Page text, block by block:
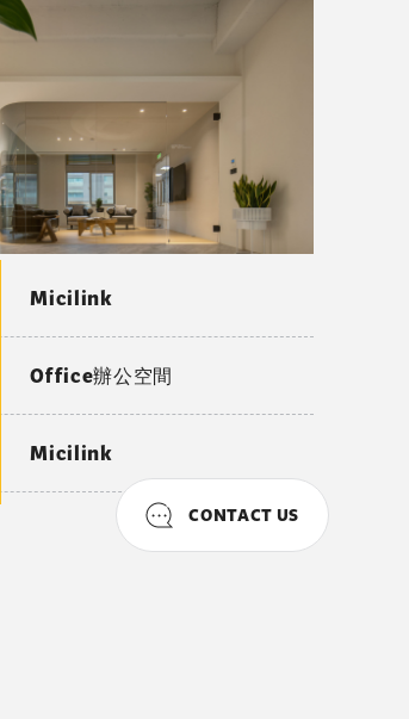
CONTACT US
Micilink
Office辦公空間
Micilink